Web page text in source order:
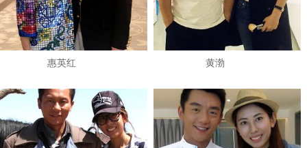
惠英红 黄渤